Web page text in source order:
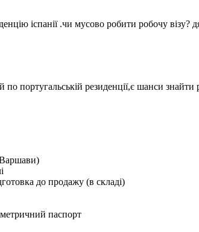
іспанії .чи мусово робити робочу візу?
по португальській резиденції,є шанси знайти
до продажу (в складі)
паспорт